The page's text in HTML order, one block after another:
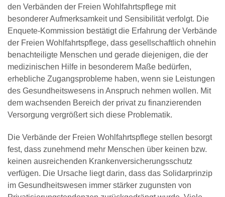
den Verbänden der Freien Wohlfahrtspflege mit
besonderer Aufmerksamkeit und Sensibilität verfolgt. Die
Enquete-Kommission bestätigt die Erfahrung der Verbände
der Freien Wohlfahrtspflege, dass gesellschaftlich ohnehin
benachteiligte Menschen und gerade diejenigen, die der
medizinischen Hilfe in besonderem Maße bedürfen,
erhebliche Zugangsprobleme haben, wenn sie Leistungen
des Gesundheitswesens in Anspruch nehmen wollen. Mit
dem wachsenden Bereich der privat zu finanzierenden
Versorgung vergrößert sich diese Problematik.
Die Verbände der Freien Wohlfahrtspflege stellen besorgt
fest, dass zunehmend mehr Menschen über keinen bzw.
keinen ausreichenden Krankenversicherungsschutz
verfügen. Die Ursache liegt darin, dass das Solidarprinzip
im Gesundheitswesen immer stärker zugunsten von